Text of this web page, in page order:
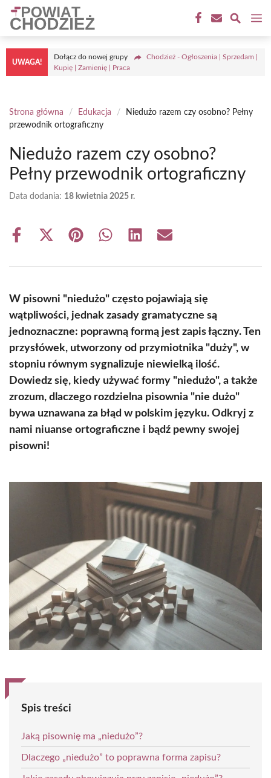
Przejdź
treści
UWAGA!
Dołącz do nowej grupy
Chodzież - Ogłoszenia | Sprzedam |
Kupię | Zamienię | Praca
Strona główna / Edukacja /
Niedużo razem czy osobno? Pełny
przewodnik ortograficzny
Niedużo razem czy osobno?
Pełny przewodnik ortograficzny
Data dodania: 18 kwietnia 2025 r.
Share
Share
(Twitter)
Share Share Share Share
W pisowni "niedużo" często pojawiają się
wątpliwości, jednak zasady gramatyczne są
jednoznaczne: poprawną formą jest zapis łączny. Ten
przysłówek, utworzony od przymiotnika "duży", w
stopniu równym sygnalizuje niewielką ilość.
Dowiedz się, kiedy używać formy "niedużo", a także
zrozum, dlaczego rozdzielna pisownia "nie dużo"
bywa uznawana za błąd w polskim języku. Odkryj z
nami niuanse ortograficzne i bądź pewny swojej
pisowni!
Spis treści
Jaką pisownię ma „niedużo”?
Dlaczego „niedużo” to poprawna forma zapisu?